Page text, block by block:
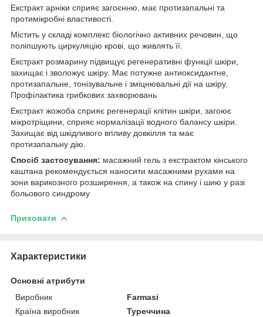
Екстракт арніки сприяє загоєнню, має протизапальні та
протимікробні властивості.
Містить у складі комплекс біологічно активних речовин, що
поліпшують циркуляцію крові, що живлять її.
Екстракт розмарину підвищує регенеративні функції шкіри,
захищає і зволожує шкіру. Має потужне антиоксидантне,
протизапальне, тонізувальне і зміцнювальні дії на шкіру.
Профілактика грибкових захворювань
Екстракт жожоба сприяє регенерації клітин шкіри, загоює
мікротріщини, сприяє нормалізації водного балансу шкіри.
Захищає від шкідливого впливу довкілля та має
протизапальну дію.
Спосіб застосування: масажний гель з екстрактом кінського
каштана рекомендується наносити масажними рухами на
зони варикозного розширення, а також на спину і шию у разі
больового синдрому
Приховати
Характеристики
Основні атрибути
Виробник
Farmasi
Країна виробник
Туреччина